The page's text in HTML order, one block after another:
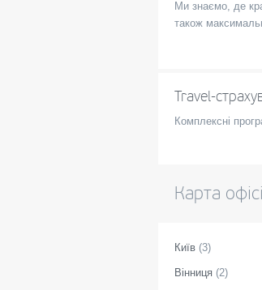
Ми знаємо, де
також
Travel-
Комплексні
Карта
Київ (3)
Вінниця (2)